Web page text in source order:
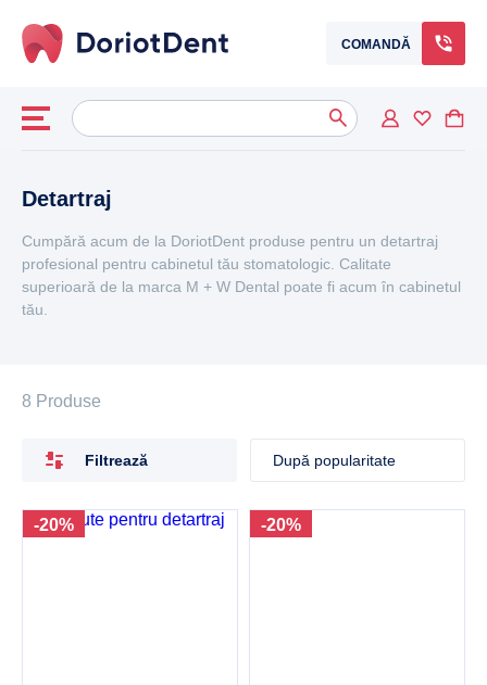
COMANDĂ
Caută
după:When autocomplete results are available use up and down
Detartraj
Cumpără acum de la DoriotDent produse pentru un detartraj
profesional pentru cabinetul tău stomatologic. Calitate
superioară de la marca M + W Dental poate fi acum în cabinetul
tău.
8 Produse
Filtrează
-20% -20%